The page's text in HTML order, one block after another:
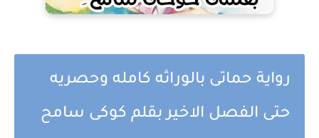
رواية حماتى بالوراثه كامله وحصريه
حتى الفصل الاخير بقلم كوكى سامح